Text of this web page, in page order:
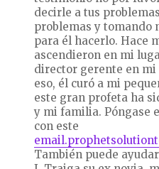
decirle a tus
problemas y tomando
para él hacerlo. Hace
ascendieron en mi
director gerente en mi
eso, él curó a mi
este gran profeta ha
y mi familia. Póngase
con este
También puede